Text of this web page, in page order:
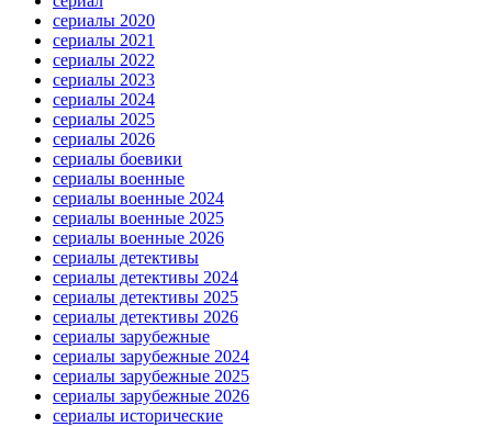
сериалы 2020
сериалы 2021
сериалы 2022
сериалы 2023
сериалы 2024
сериалы 2025
сериалы 2026
сериалы боевики
сериалы военные
сериалы военные 2024
сериалы военные 2025
сериалы военные 2026
сериалы детективы
сериалы детективы 2024
сериалы детективы 2025
сериалы детективы 2026
сериалы зарубежные
сериалы зарубежные 2024
сериалы зарубежные 2025
сериалы зарубежные 2026
сериалы исторические